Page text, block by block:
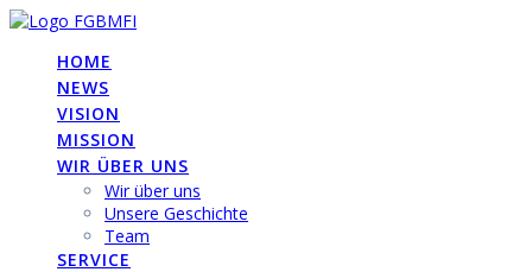
Skip
contentHOME
NEWS
VISION
MISSION
WIR ÜBER UNS
Wir über uns
Unsere Geschichte
Team
SERVICE